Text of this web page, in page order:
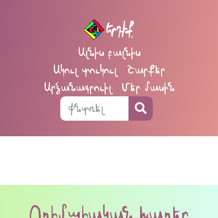
Ալնիս բալնիս
Ակուլ տուկուլ
Շարքեր
Արձանագրուիլ
Մեր մասին